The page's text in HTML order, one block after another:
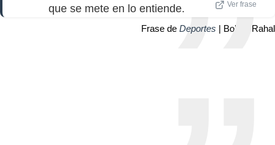
que se mete en lo entiende.
Ver frase
Frase de Deportes | Bobby Rahal